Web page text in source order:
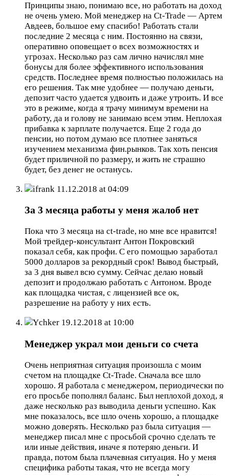
Принципы знаю, понимаю все, но работать на доход
не очень умею. Мой менеджер на Ct-Trade — Артем
Авдеев, большое ему спасибо! Работать стали
последние 2 месяца с ним. Постоянно на связи,
оперативно оповещает о всех возможностях и
угрозах. Несколько раз сам лично начислял мне
бонусы для более эффективного использования
средств. Последнее время полностью положилась на
его решения. Так мне удобнее — получаю деньги,
депозит часто удается удвоить и даже утроить. И все
это в режиме, когда я трачу минимум времени на
работу, да и голову не занимаю всем этим. Неплохая
прибавка к зарплате получается. Еще 2 года до
пенсии, но потом думаю все плотнее заняться
изучением механизма фин.рынков. Так хоть пенсия
будет приличной по размеру, и жить не страшно
будет, без денег не останусь.
ifrank 11.12.2018 at 04:09
За 3 месяца работы у меня жалоб нет
Пока что 3 месяца на ct-trade, но мне все нравится!
Мой трейдер-консультант Антон Покровский
показал себя, как профи. С его помощью заработал
5000 долларов за рекордный срок! Вывод быстрый,
за 3 дня вывел всю сумму. Сейчас делаю новый
депозит и продолжаю работать с Антоном. Вроде
как площадка чистая, с лицензией все ок,
разрешение на работу у них есть.
Ychker 19.12.2018 at 10:00
Менеджер украл мои деньги со счета
Очень неприятная ситуация произошла с моим
счетом на площадке Ct-Trade. Сначала все шло
хорошо. Я работала с менеджером, периодически по
его просьбе пополнял баланс. Был неплохой доход, я
даже несколько раз выводила деньги успешно. Как
мне показалось, все шло очень хорошо, а площадке
можно доверять. Несколько раз была ситуация —
менеджер писал мне с просьбой срочно сделать те
или иные действия, иначе я потеряю деньги. И
правда, потом была плачевная ситуация. Но у меня
специфика работы такая, что не всегда могу